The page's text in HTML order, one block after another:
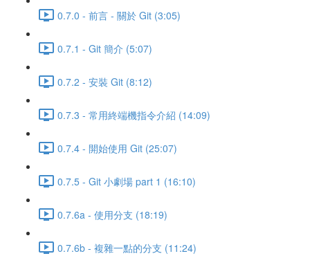
0.7.0 - 前言 - 關於 Git (3:05)
0.7.1 - Git 簡介 (5:07)
0.7.2 - 安裝 Git (8:12)
0.7.3 - 常用終端機指令介紹 (14:09)
0.7.4 - 開始使用 Git (25:07)
0.7.5 - Git 小劇場 part 1 (16:10)
0.7.6a - 使用分支 (18:19)
0.7.6b - 複雜一點的分支 (11:24)